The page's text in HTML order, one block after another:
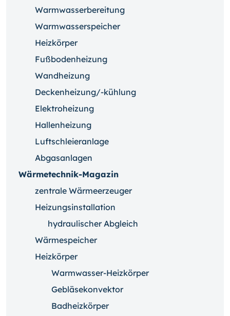
Warmwasserbereitung
Warmwasserspeicher
Heizkörper
Fußbodenheizung
Wandheizung
Deckenheizung/-kühlung
Elektroheizung
Hallenheizung
Luftschleieranlage
Abgasanlagen
Wärmetechnik-Magazin
zentrale Wärmeerzeuger
Heizungsinstallation
hydraulischer Abgleich
Wärmespeicher
Heizkörper
Warmwasser-Heizkörper
Gebläsekonvektor
Badheizkörper